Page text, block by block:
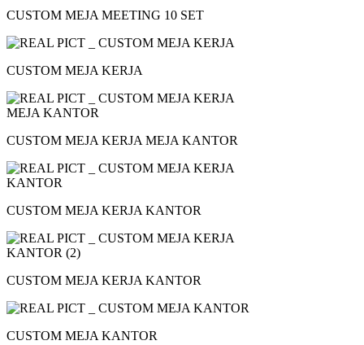
CUSTOM MEJA MEETING 10 SET
CUSTOM MEJA KERJA
CUSTOM MEJA KERJA MEJA KANTOR
CUSTOM MEJA KERJA KANTOR
CUSTOM MEJA KERJA KANTOR
CUSTOM MEJA KANTOR